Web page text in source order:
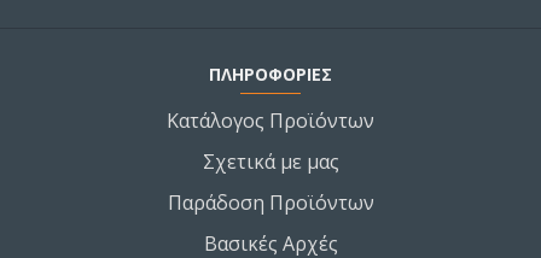
ΠΛΗΡΟΦΟΡΙΕΣ
Κατάλογος Προϊόντων
Σχετικά με μας
Παράδοση Προϊόντων
Βασικές Αρχές